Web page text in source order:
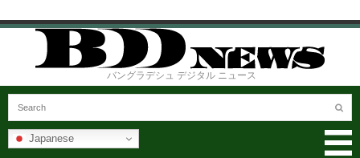
バングラデシュ デジタル ニュース
Japanese